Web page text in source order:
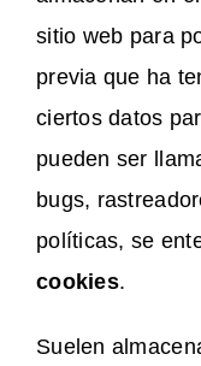
sitio web para
previa que ha
ciertos datos
pueden ser
bugs,
políticas, se
cookies.
Suelen